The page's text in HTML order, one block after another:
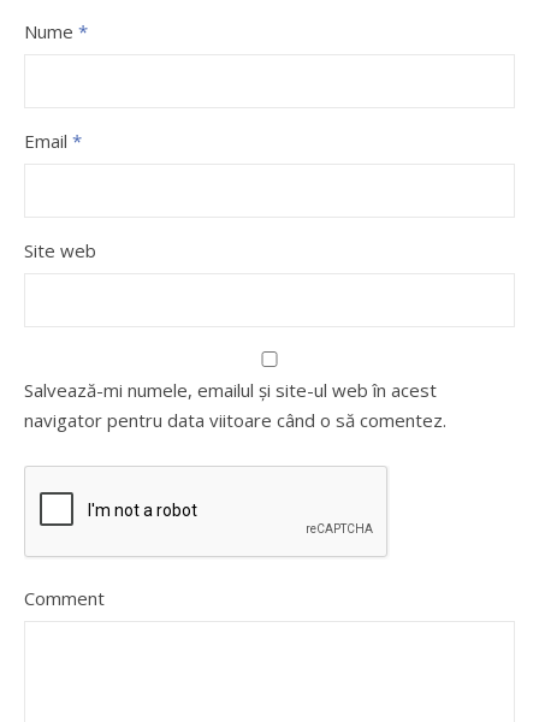
Nume *
Email *
Site web
Salvează-mi numele, emailul și site-ul web în acest
navigator pentru data viitoare când o să comentez.
Comment